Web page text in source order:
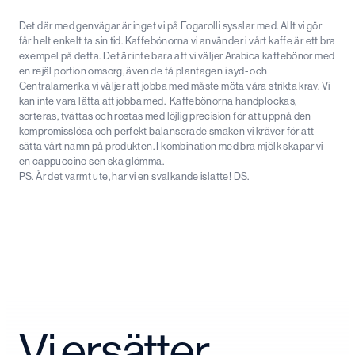
Det där med genvägar är inget vi på Fogarolli sysslar med. Allt vi gör
får helt enkelt ta sin tid. Kaffebönorna vi använder i vårt kaffe är ett bra
exempel på detta. Det är inte bara att vi väljer Arabica kaffebönor med
en rejäl portion omsorg, även de få plantagen i syd- och
Centralamerika vi väljer att jobba med måste möta våra strikta krav. Vi
kan inte vara lätta att jobba med. Kaffebönorna handplockas,
sorteras, tvättas och rostas med löjlig precision för att uppnå den
kompromisslösa och perfekt balanserade smaken vi kräver för att
sätta vårt namn på produkten. I kombination med bra mjölk skapar vi
en cappuccino sen ska glömma.
PS. Är det varmt ute, har vi en svalkande islatte! DS.